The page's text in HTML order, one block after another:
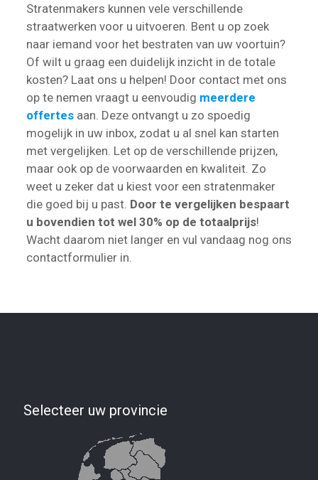
Stratenmakers kunnen vele verschillende
straatwerken voor u uitvoeren. Bent u op zoek
naar iemand voor het bestraten van uw voortuin?
Of wilt u graag een duidelijk inzicht in de totale
kosten? Laat ons u helpen! Door contact met ons
op te nemen vraagt u eenvoudig meerdere
offertesaan. Deze ontvangt u zo spoedig
mogelijk in uw inbox, zodat u al snel kan starten
met vergelijken. Let op de verschillende prijzen,
maar ook op de voorwaarden en kwaliteit. Zo
weet u zeker dat u kiest voor een stratenmaker
die goed bij u past. Door te vergelijken bespaart
u bovendien tot wel 30% op de totaalprijs!
Wacht daarom niet langer en vul vandaag nog ons
contactformulier in.
Selecteer uw provincie